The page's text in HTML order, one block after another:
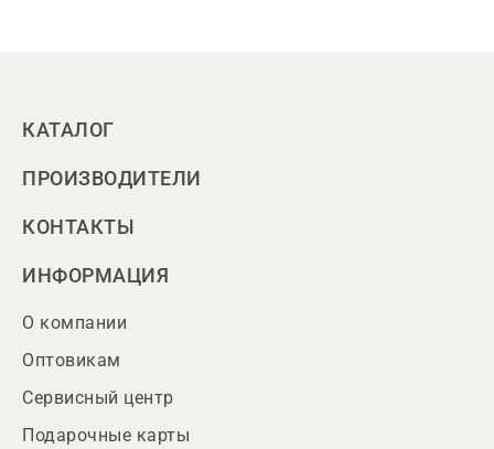
КАТАЛОГ
ПРОИЗВОДИТЕЛИ
КОНТАКТЫ
ИНФОРМАЦИЯ
О компании
Оптовикам
Сервисный центр
Подарочные карты